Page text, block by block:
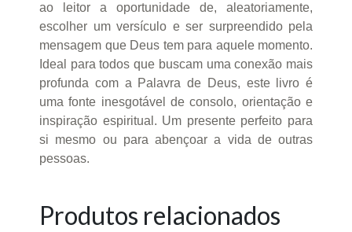
ao leitor a oportunidade de, aleatoriamente,
escolher um versículo e ser surpreendido pela
mensagem que Deus tem para aquele momento.
Ideal para todos que buscam uma conexão mais
profunda com a Palavra de Deus, este livro é
uma fonte inesgotável de consolo, orientação e
inspiração espiritual. Um presente perfeito para
si mesmo ou para abençoar a vida de outras
pessoas.
Produtos relacionados